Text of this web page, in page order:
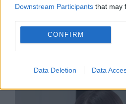
Downstream Participants that may
CONFIRM
Data Deletion Data
MONDEN
Trei zodii sunt
Astrele au făcut